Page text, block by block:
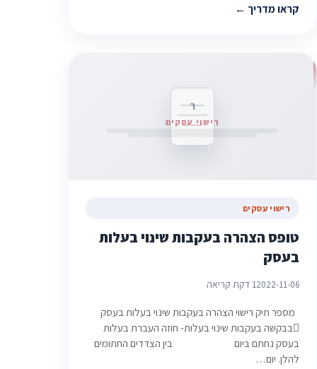
קראו מדריך
ר
רישוי עסקים
רישוי עסקים
טופס הצהרה בעקבות שינוי בעלות
בעסק
2022-11-061 דקת קריאה
מספר תיק רישוי הצהרה בעקבות שינוי בעלות בעסק
בבקשה בעקבות שינוי בעלות- חוזה העברת בעלות
בעסק נחתם ביום בין הצדדים החתומים
להלן. יום…